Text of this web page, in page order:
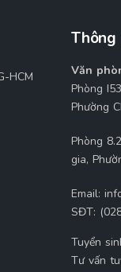
HCM
Văn
Phòng
Phường
Phòng
gia,
Email:
SĐT:
Tuyển
Tư vấn